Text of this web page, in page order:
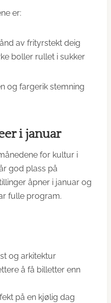
er:
av frityrstekt deig
boller rullet i sukker
og fargerik stemning
i januar
for kultur i
god plass på
åpner i januar og
fulle program.
og arkitektur
å få billetter enn
på en kjølig dag